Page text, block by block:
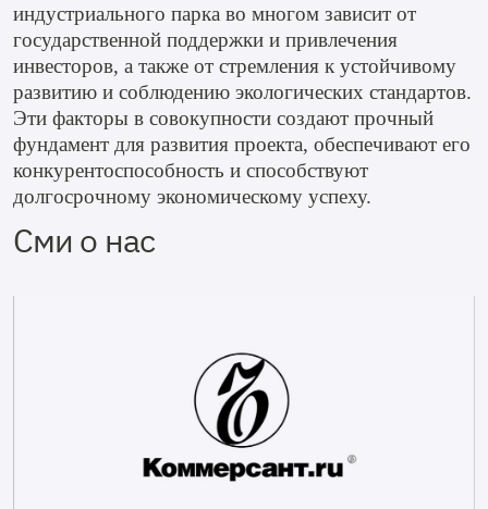
индустриального парка во многом зависит от
государственной поддержки и привлечения
инвесторов, а также от стремления к устойчивому
развитию и соблюдению экологических стандартов.
Эти факторы в совокупности создают прочный
фундамент для развития проекта, обеспечивают его
конкурентоспособность и способствуют
долгосрочному экономическому успеху.
Сми о нас